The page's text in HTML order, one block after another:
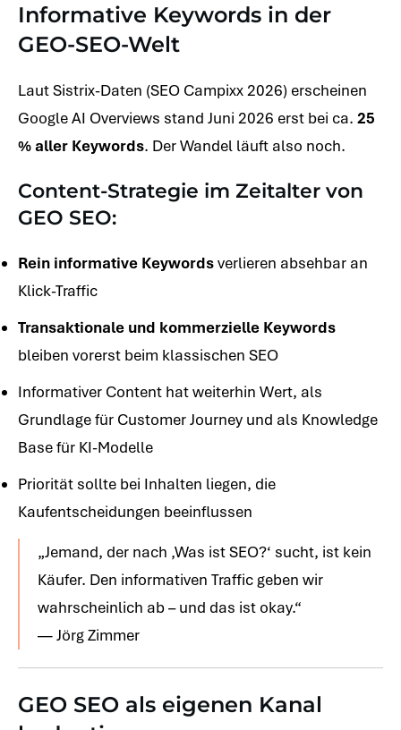
Informative Keywords in der
GEO-SEO-Welt
Laut Sistrix-Daten (SEO Campixx 2026) erscheinen
Google AI Overviews stand Juni 2026 erst bei ca. 25
% aller Keywords. Der Wandel läuft also noch.
Content-Strategie im Zeitalter von
GEO SEO:
Rein informative Keywordsverlieren absehbar an
Klick-Traffic
Transaktionale und kommerzielle Keywords
bleiben vorerst beim klassischen SEO
Informativer Content hat weiterhin Wert, als
Grundlage für Customer Journey und als Knowledge
Base für KI-Modelle
Priorität sollte bei Inhalten liegen, die
Kaufentscheidungen beeinflussen
„Jemand, der nach ‚Was ist SEO?‘ sucht, ist kein
Käufer. Den informativen Traffic geben wir
wahrscheinlich ab – und das ist okay.“
— Jörg Zimmer
GEO SEO als eigenen Kanal